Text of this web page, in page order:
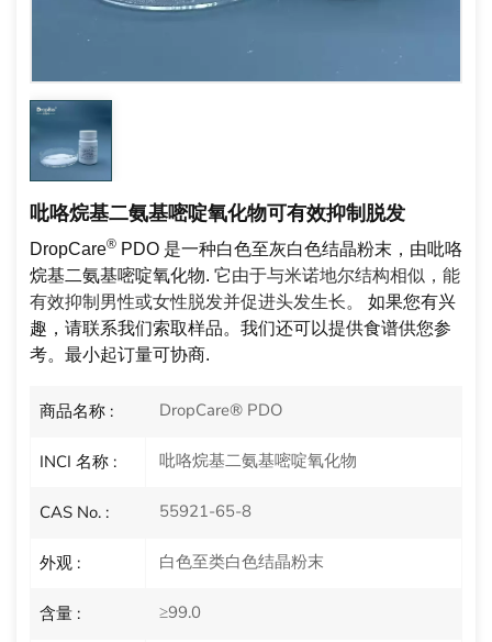
吡咯烷基二氨基嘧啶氧化物可有效抑制脱发
DropCare® PDO 是一种白色至灰白色结晶粉末，由吡咯
烷基二氨基嘧啶氧化物. 它由于与米诺地尔结构相似，能
有效抑制男性或女性脱发并促进头发生长。
如果您有兴
趣，请联系我们索取样品。我们还可以提供食谱供您参
考。最小起订量可协商.
商品名称 : DropCare® PDO
INCI 名称 : 吡咯烷基二氨基嘧啶氧化物
CAS No. : 55921-65-8
外观 : 白色至类白色结晶粉末
含量 : ≥99.0